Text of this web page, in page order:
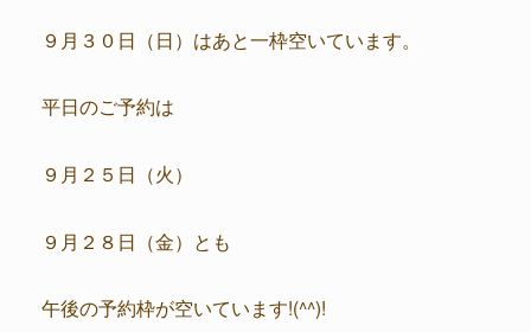
９月３０日（日）はあと一枠空いています。
平日のご予約は
９月２５日（火）
９月２８日（金）とも
午後の予約枠が空いています!(^^)!